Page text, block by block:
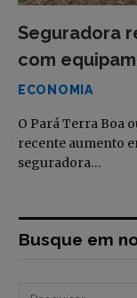
Seguradora
com
ECONOMIA
O Pará Terra Boa
recente aumento
seguradora…
Busque em